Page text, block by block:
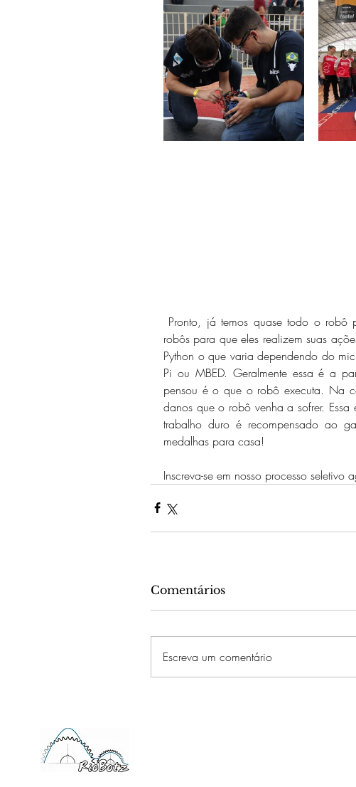
robôs para que eles realizem suas
Python o que varia dependendo do
Pi ou MBED. Geralmente essa é a
pensou é o que o robô executa. Na
danos que o robô venha a sofrer.
trabalho duro é recompensado ao
medalhas para casa!
Inscreva-se em nosso processo seletivo
Comentários
Escreva um comentário